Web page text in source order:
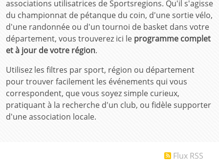
associations utilisatrices de Sportsregions. Qu'il s'agisse
du championnat de pétanque du coin, d'une sortie vélo,
d'une randonnée ou d'un tournoi de basket dans votre
département, vous trouverez ici le programme complet
et à jour de votre région.
Utilisez les filtres par sport, région ou département
pour trouver facilement les événements qui vous
correspondent, que vous soyez simple curieux,
pratiquant à la recherche d'un club, ou fidèle supporter
d'une association locale.
Flux RSS